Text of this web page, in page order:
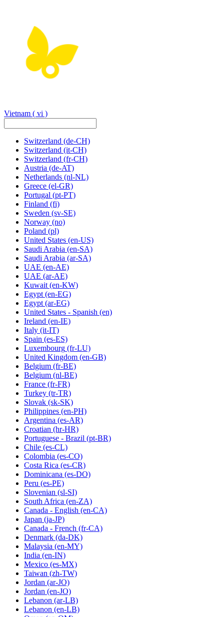
Vietnam ( vi )
Switzerland (de-CH)
Switzerland (it-CH)
Switzerland (fr-CH)
Austria (de-AT)
Netherlands (nl-NL)
Greece (el-GR)
Portugal (pt-PT)
Finland (fi)
Sweden (sv-SE)
Norway (no)
Poland (pl)
United States (en-US)
Saudi Arabia (en-SA)
Saudi Arabia (ar-SA)
UAE (en-AE)
UAE (ar-AE)
Kuwait (en-KW)
Egypt (en-EG)
Egypt (ar-EG)
United States - Spanish (en)
Ireland (en-IE)
Italy (it-IT)
Spain (es-ES)
Luxembourg (fr-LU)
United Kingdom (en-GB)
Belgium (fr-BE)
Belgium (nl-BE)
France (fr-FR)
Turkey (tr-TR)
Slovak (sk-SK)
Philippines (en-PH)
Argentina (es-AR)
Croatian (hr-HR)
Portuguese - Brazil (pt-BR)
Chile (es-CL)
Colombia (es-CO)
Costa Rica (es-CR)
Dominicana (es-DO)
Peru (es-PE)
Slovenian (sl-SI)
South Africa (en-ZA)
Canada - English (en-CA)
Japan (ja-JP)
Canada - French (fr-CA)
Denmark (da-DK)
Malaysia (en-MY)
India (en-IN)
Mexico (es-MX)
Taiwan (zh-TW)
Jordan (ar-JO)
Jordan (en-JO)
Lebanon (ar-LB)
Lebanon (en-LB)